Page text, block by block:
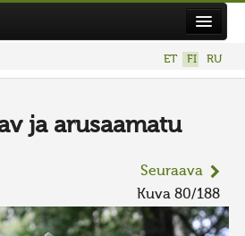
ET FI RU
ja arusaamatu
Seuraava
Kuva 80/188